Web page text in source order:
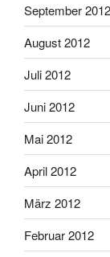
September 2012
August 2012
Juli 2012
Juni 2012
Mai 2012
April 2012
März 2012
Februar 2012